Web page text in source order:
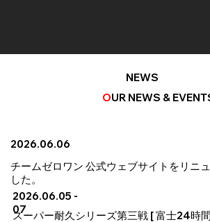
NEWS
OUR NEWS &
2026.06.06
チーム​ゼロワン 公式ウェブサイトをリニ
した。
スーパー耐久シリーズ第三戦 [ 富士24時
2026.06.05 -
07